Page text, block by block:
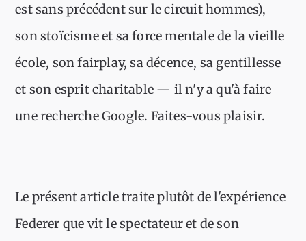
est sans précédent sur le circuit hommes),
son stoïcisme et sa force mentale de la vieille
école, son fairplay, sa décence, sa gentillesse
et son esprit charitable — il n'y a qu'à faire
une recherche Google. Faites-vous plaisir.
Le présent article traite plutôt de l'expérience
Federer que vit le spectateur et de son